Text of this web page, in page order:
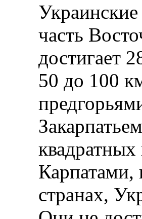
Украинские
часть
достигает
50 до 100
Карпатами,
странах,